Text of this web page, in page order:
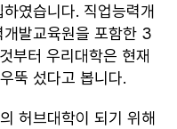
였습니다. 직업능력개
발교육원을 포함한 3
부터 우리대학은 현재
뚝 섰다고 봅니다.
허브대학이 되기 위해